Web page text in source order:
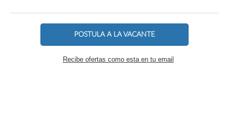
POSTULA A LA VACANTE
Recibe ofertas como esta en tu email